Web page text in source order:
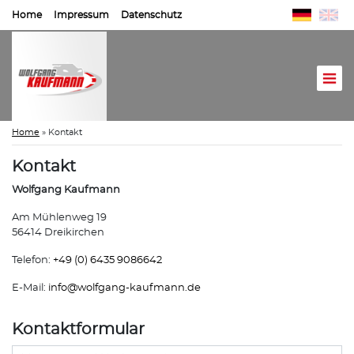
Home Impressum Datenschutz
Home » Kontakt
Kontakt
Wolfgang Kaufmann
Am Mühlenweg 19
56414 Dreikirchen
Telefon: +49 (0) 6435 9086642
E-Mail: info@wolfgang-kaufmann.de
Kontaktformular